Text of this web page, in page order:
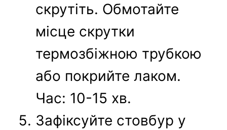
скрутіть. Обмотайте
місце скрутки
термозбіжною трубкою
або покрийте лаком.
Час: 10-15 хв.
Зафіксуйте стовбур у